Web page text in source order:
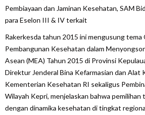
Pembiayaan dan Jaminan Kesehatan, SAM
para Eselon III & IV terkait
Rakerkesda tahun 2015 ini mengusung tema
Pembangunan Kesehatan dalam
Asean (MEA) Tahun 2015 di Provinsi
Direktur Jenderal Bina Kefarmasian dan Alat
Kementerian Kesehatan RI sekaligus
Wilayah Kepri, menjelaskan bahwa pemilihan
dengan dinamika kesehatan di tingkat